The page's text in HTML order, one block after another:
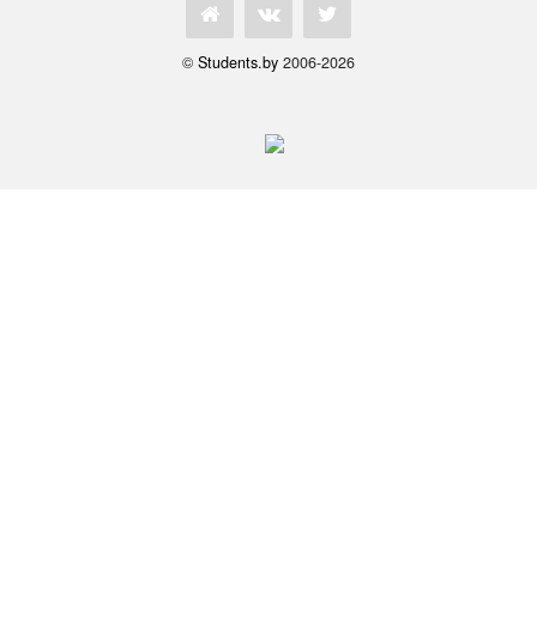
© Students.by 2006-2026